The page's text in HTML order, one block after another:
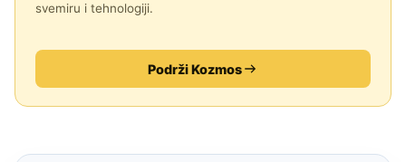
svemiru i tehnologiji.
Podrži Kozmos